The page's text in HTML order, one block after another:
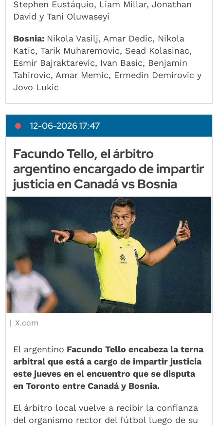
Stephen Eustáquio, Liam Millar, Jonathan
David y Tani Oluwaseyi
Bosnia: Nikola Vasilj, Amar Dedic, Nikola
Katic, Tarik Muharemovic, Sead Kolasinac,
Esmir Bajraktarevic, Ivan Basic, Benjamin
Tahirovic, Amar Memic, Ermedin Demirovic y
Jovo Lukic
12-06-2026 17:47
Facundo Tello, el árbitro
argentino encargado de impartir
justicia en Canadá vs Bosnia
X.com
El argentino Facundo Tello encabeza la terna
arbitral que está a cargo de impartir justicia
este jueves en el encuentro que se disputa
en Toronto entre Canadá y Bosnia.
El árbitro local vuelve a recibir la confianza
del organismo rector del fútbol luego de su